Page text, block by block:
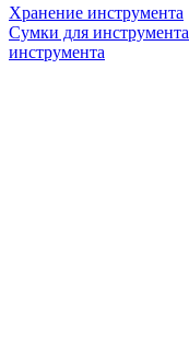
Хранение инструмента
Сумки для инструмента
инструмента